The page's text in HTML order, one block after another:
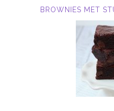
BROWNIES MET